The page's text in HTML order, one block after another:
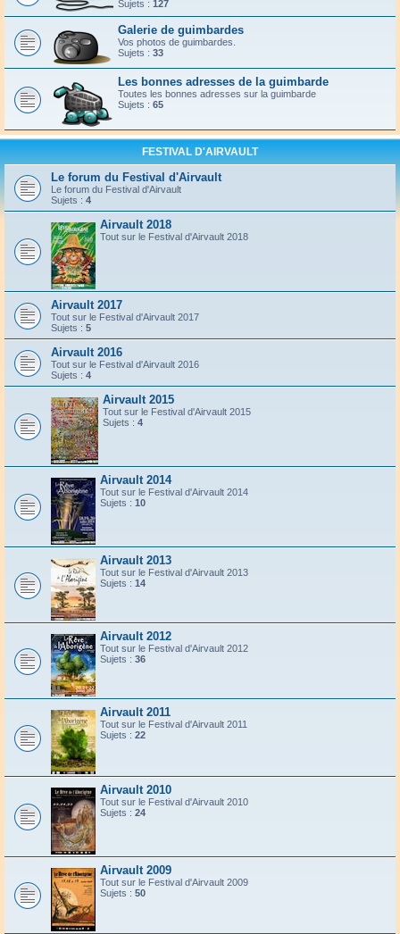
Sujets : 127
Galerie de guimbardes
Vos photos de guimbardes.
Sujets : 33
Les bonnes adresses de la guimbarde
Toutes les bonnes adresses sur la guimbarde
Sujets : 65
FESTIVAL D'AIRVAULT
Le forum du Festival d'Airvault
Le forum du Festival d'Airvault
Sujets : 4
Airvault 2018
Tout sur le Festival d'Airvault 2018
Airvault 2017
Tout sur le Festival d'Airvault 2017
Sujets : 5
Airvault 2016
Tout sur le Festival d'Airvault 2016
Sujets : 4
Airvault 2015
Tout sur le Festival d'Airvault 2015
Sujets : 4
Airvault 2014
Tout sur le Festival d'Airvault 2014
Sujets : 10
Airvault 2013
Tout sur le Festival d'Airvault 2013
Sujets : 14
Airvault 2012
Tout sur le Festival d'Airvault 2012
Sujets : 36
Airvault 2011
Tout sur le Festival d'Airvault 2011
Sujets : 22
Airvault 2010
Tout sur le Festival d'Airvault 2010
Sujets : 24
Airvault 2009
Tout sur le Festival d'Airvault 2009
Sujets : 50